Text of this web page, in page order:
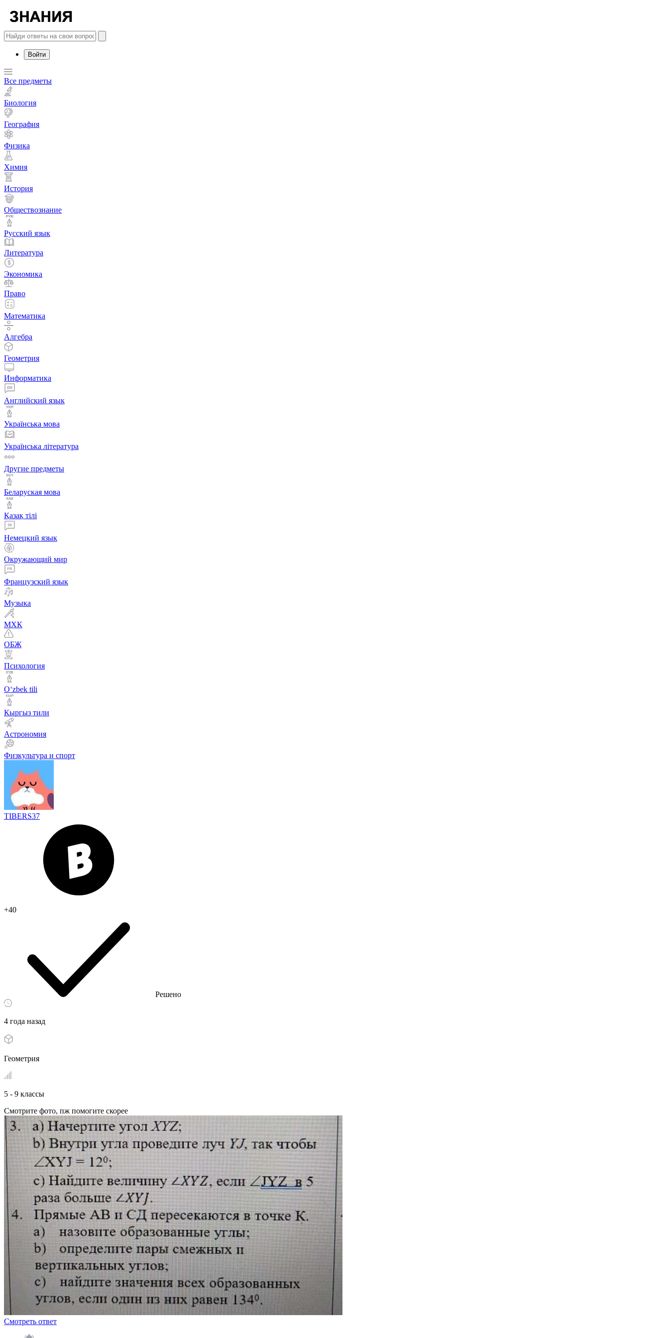
Войти
Все предметы
Биология
География
Физика
Химия
История
Обществознание
Русский язык
Литература
Экономика
Право
Математика
Алгебра
Геометрия
Информатика
Английский язык
Українська мова
Українська література
Другие предметы
Беларуская мова
Қазақ тiлi
Немецкий язык
Окружающий мир
Французский язык
Музыка
МХК
ОБЖ
Психология
Оʻzbek tili
Кыргыз тили
Астрономия
Физкультура и спорт
TIBERS37
+40
Решено
4 года назад
Геометрия
5 - 9 классы
Смотрите фото, пж помогите скорее​
Смотреть ответ